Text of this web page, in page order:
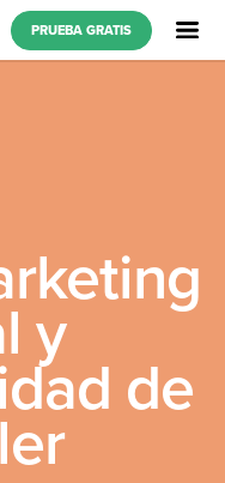
PRUEBA GRATIS
y
de